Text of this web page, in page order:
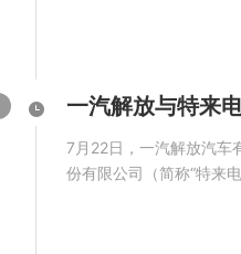
一汽解放与特来
7月22日，一汽解放汽车
份有限公司（简称“特来